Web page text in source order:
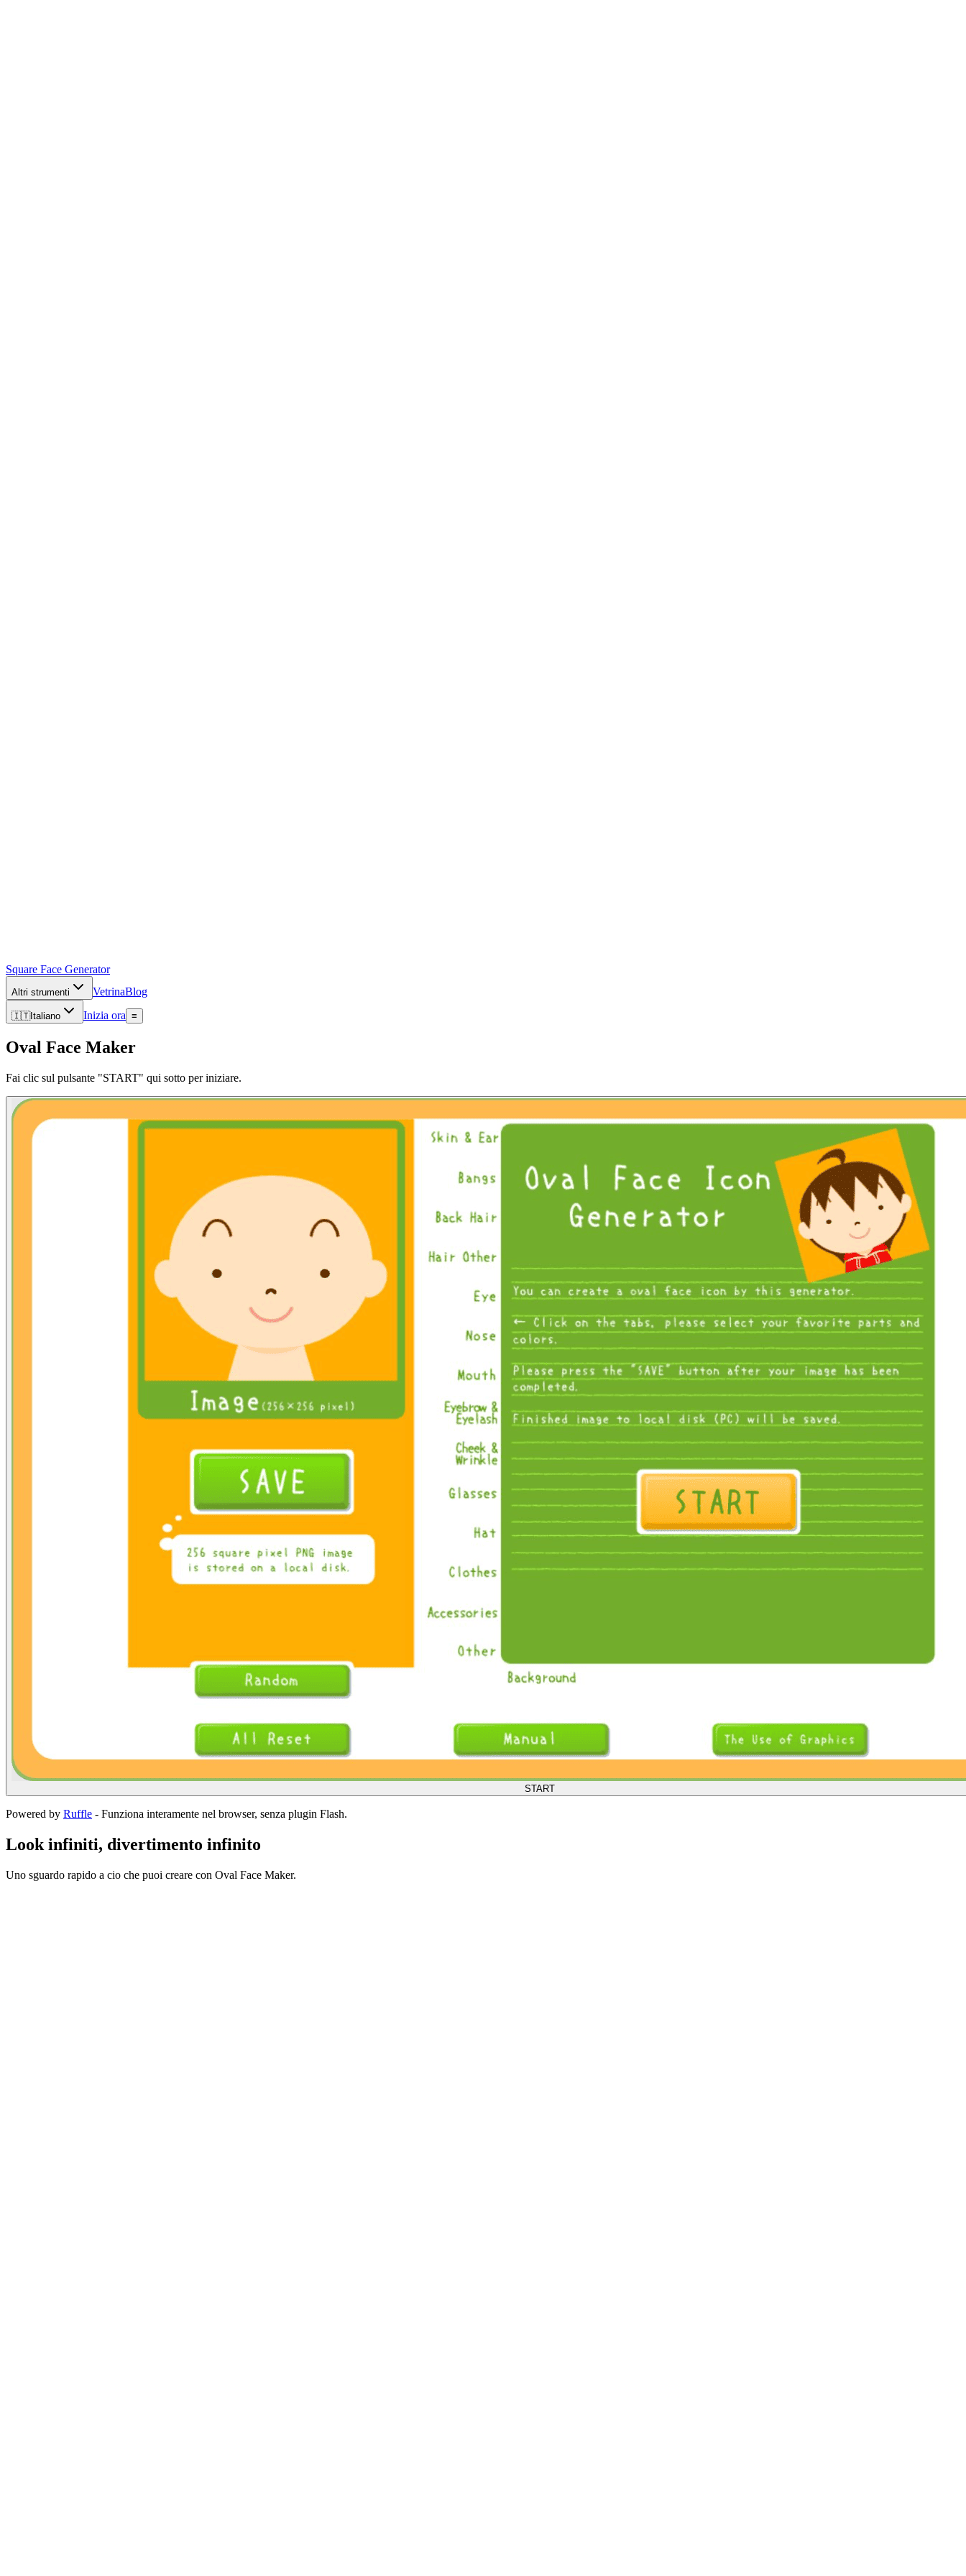
Square Face Generator
Altri strumenti VetrinaBlog
🇮🇹Italiano Inizia ora ≡
Oval Face Maker
Fai clic sul pulsante "START" qui sotto per iniziare.
START
Powered by Ruffle - Funziona interamente nel browser, senza plugin Flash.
Look infiniti, divertimento infinito
Uno sguardo rapido a cio che puoi creare con Oval Face Maker.